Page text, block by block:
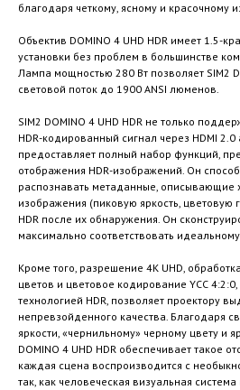
благодаря четкому, ясному и красочному
Объектив DOMINO 4 UHD HDR имеет 1.5-
установки без проблем в большинстве
Лампа мощностью 280 Вт позволяет SIM2
световой поток до 1900 ANSI люменов.
SIM2 DOMINO 4 UHD HDR не только
HDR-кодированный сигнал через HDMI 2.0
предоставляет полный набор функций,
отображения HDR-изображений. Он
распознавать метаданные, описывающие
изображения (пиковую яркость, цветовую
HDR после их обнаружения. Он
максимально соответствовать
Кроме того, разрешение 4K UHD,
цветов и цветовое кодирование YCC
технологией HDR, позволяет проектору
непревзойденного качества. Благодаря
яркости, «чернильному» черному цвету и
DOMINO 4 UHD HDR обеспечивает такое
каждая сцена воспроизводится с
так, как человеческая визуальная